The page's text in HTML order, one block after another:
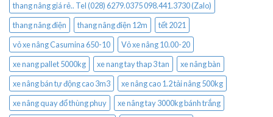
thang nâng giá rẻ.. Tel (028) 6279.0375 098.441.3730 (Zalo)
thang nâng điện
thang nâng điện 12m
tết 2021
vỏ xe nâng Casumina 650-10
Vỏ xe nâng 10.00-20
xe nang pallet 5000kg
xe nang tay thap 3 tan
xe nâng bàn
xe nâng bán tự động cao 3m3
xe nâng cao 1.2 tải nâng 500kg
xe nâng quay đổ thùng phuy
xe nâng tay 3000kg bánh trắng